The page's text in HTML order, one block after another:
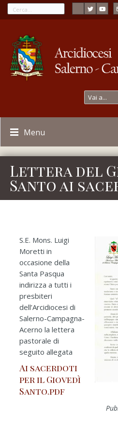
Menu
Lettera del
Santo ai
S.E. Mons. Luigi
Moretti in
occasione della
Santa Pasqua
indirizza a tutti i
presbiteri
dell’Arcidiocesi di
Salerno-Campagna-
Acerno la lettera
pastorale di
seguito allegata
Ai sacerdoti
per il Giovedì
Santo.pdf